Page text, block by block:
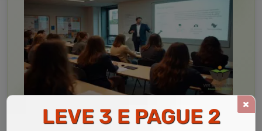
Educação 10 a 60 horas
LEVE 3 E PAGUE 2